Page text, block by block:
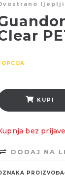
OPCIJA
KUPI
bez
DODAJ NA